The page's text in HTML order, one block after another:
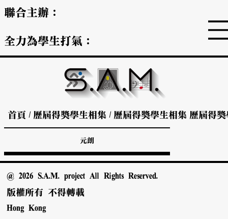
聯合主辦：
全力為學生打氣：
首頁 / 歷屆得獎學生相集 / 歷屆得獎學生相集 歷屆得
元朗
@ 2026 S.A.M. project All Rights Reserved.
版權所有 不得轉載
Hong Kong